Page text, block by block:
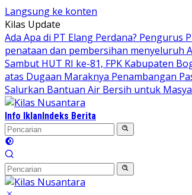
Langsung ke konten
Kilas Update
Ada Apa di PT Elang Perdana?
penataan dan pembersihan menyeluruh
Sambut HUT RI ke-81, FPK Kabupaten
atas Dugaan Maraknya Penambangan
Salurkan Bantuan Air Bersih untuk
Info IklanIndeks Berita